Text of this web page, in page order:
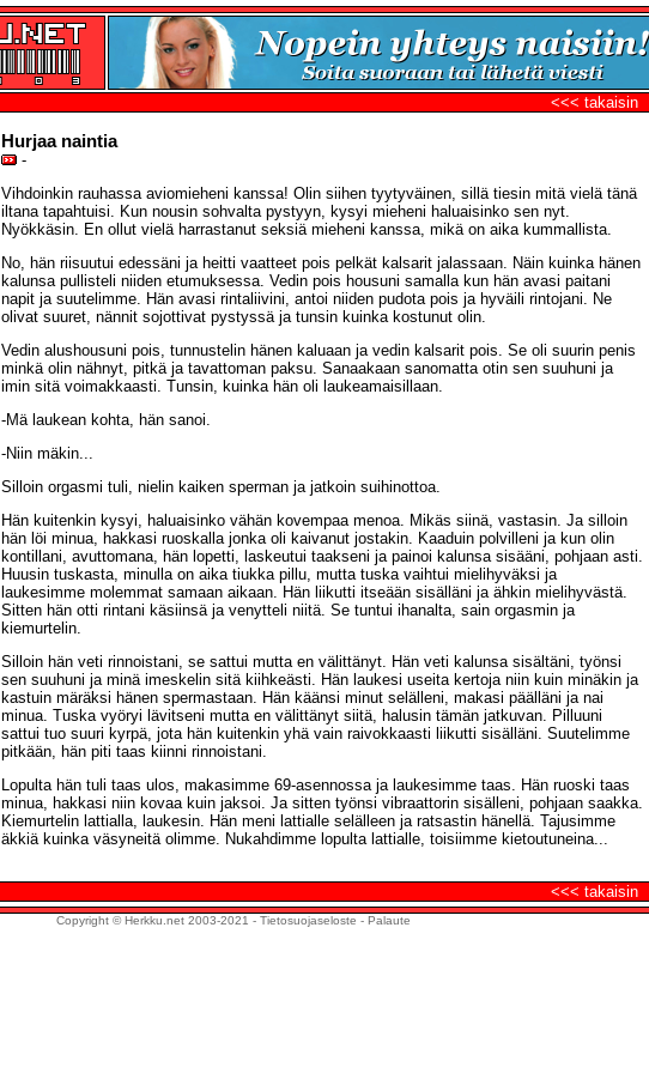
<<< takaisin
Hurjaa naintia
-
Vihdoinkin rauhassa aviomieheni kanssa! Olin siihen tyytyväinen, sillä tiesin mitä vielä tänä
iltana tapahtuisi. Kun nousin sohvalta pystyyn, kysyi mieheni haluaisinko sen nyt.
Nyökkäsin. En ollut vielä harrastanut seksiä mieheni kanssa, mikä on aika kummallista.
No, hän riisuutui edessäni ja heitti vaatteet pois pelkät kalsarit jalassaan. Näin kuinka hänen
kalunsa pullisteli niiden etumuksessa. Vedin pois housuni samalla kun hän avasi paitani
napit ja suutelimme. Hän avasi rintaliivini, antoi niiden pudota pois ja hyväili rintojani. Ne
olivat suuret, nännit sojottivat pystyssä ja tunsin kuinka kostunut olin.
Vedin alushousuni pois, tunnustelin hänen kaluaan ja vedin kalsarit pois. Se oli suurin penis
minkä olin nähnyt, pitkä ja tavattoman paksu. Sanaakaan sanomatta otin sen suuhuni ja
imin sitä voimakkaasti. Tunsin, kuinka hän oli laukeamaisillaan.
-Mä laukean kohta, hän sanoi.
-Niin mäkin...
Silloin orgasmi tuli, nielin kaiken sperman ja jatkoin suihinottoa.
Hän kuitenkin kysyi, haluaisinko vähän kovempaa menoa. Mikäs siinä, vastasin. Ja silloin
hän löi minua, hakkasi ruoskalla jonka oli kaivanut jostakin. Kaaduin polvilleni ja kun olin
kontillani, avuttomana, hän lopetti, laskeutui taakseni ja painoi kalunsa sisääni, pohjaan asti.
Huusin tuskasta, minulla on aika tiukka pillu, mutta tuska vaihtui mielihyväksi ja
laukesimme molemmat samaan aikaan. Hän liikutti itseään sisälläni ja ähkin mielihyvästä.
Sitten hän otti rintani käsiinsä ja venytteli niitä. Se tuntui ihanalta, sain orgasmin ja
kiemurtelin.
Silloin hän veti rinnoistani, se sattui mutta en välittänyt. Hän veti kalunsa sisältäni, työnsi
sen suuhuni ja minä imeskelin sitä kiihkeästi. Hän laukesi useita kertoja niin kuin minäkin ja
kastuin märäksi hänen spermastaan. Hän käänsi minut selälleni, makasi päälläni ja nai
minua. Tuska vyöryi lävitseni mutta en välittänyt siitä, halusin tämän jatkuvan. Pilluuni
sattui tuo suuri kyrpä, jota hän kuitenkin yhä vain raivokkaasti liikutti sisälläni. Suutelimme
pitkään, hän piti taas kiinni rinnoistani.
Lopulta hän tuli taas ulos, makasimme 69-asennossa ja laukesimme taas. Hän ruoski taas
minua, hakkasi niin kovaa kuin jaksoi. Ja sitten työnsi vibraattorin sisälleni, pohjaan saakka.
Kiemurtelin lattialla, laukesin. Hän meni lattialle selälleen ja ratsastin hänellä. Tajusimme
äkkiä kuinka väsyneitä olimme. Nukahdimme lopulta lattialle, toisiimme kietoutuneina...
<<< takaisin
Copyright © Herkku.net 2003-2021 - Tietosuojaseloste - Palaute